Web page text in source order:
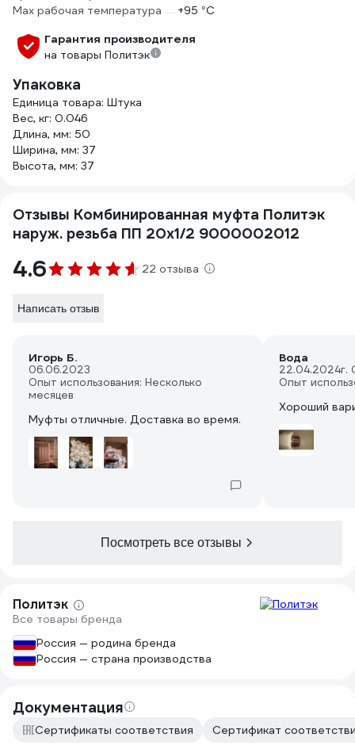
Max рабочая температура
+95 °С
Гарантия производителя
на товары Политэк
Упаковка
Единица товара: Штука
Вес, кг: 0.046
Длина, мм: 50
Ширина, мм: 37
Высота, мм: 37
Отзывы Комбинированная муфта Политэк
наруж. резьба ПП 20х1/2 9000002012
4.6 22 отзыва
Написать отзыв
Игорь Б.
06.06.2023
Опыт использования: Несколько
месяцев
Муфты отличные. Доставка во время.
Вода
22.04.2024г.
Опыт
Хороший
Посмотреть все отзывы
Политэк
Все товары бренда
Россия — родина бренда
Россия — страна производства
Документация
Сертификаты соответствия Сертификат